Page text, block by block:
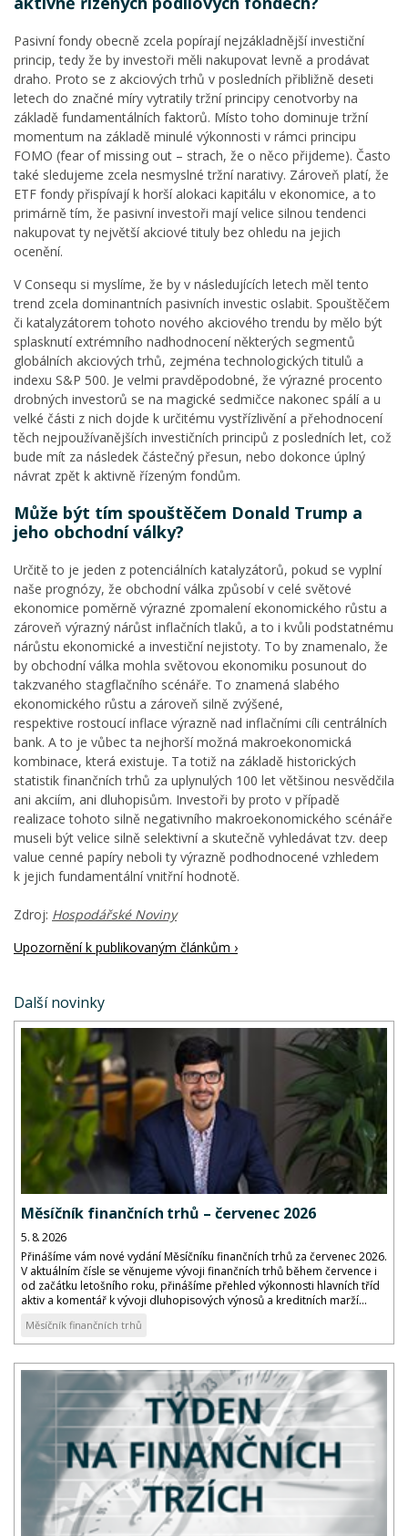
Pasivní fondy obecně zcela popírají nejzákladnější investiční
princip, tedy že by investoři měli nakupovat levně a prodávat
draho. Proto se z akciových trhů v posledních přibližně deseti
letech do značné míry vytratily tržní principy cenotvorby na
základě fundamentálních faktorů. Místo toho dominuje tržní
momentum na základě minulé výkonnosti v rámci principu
FOMO (fear of missing out – strach, že o něco přijdeme). Často
také sledujeme zcela nesmyslné tržní narativy. Zároveň platí, že
ETF fondy přispívají k horší alokaci kapitálu v ekonomice, a to
primárně tím, že pasivní investoři mají velice silnou tendenci
nakupovat ty největší akciové tituly bez ohledu na jejich
ocenění.
V Consequ si myslíme, že by v následujících letech měl tento
trend zcela dominantních pasivních investic oslabit. Spouštěčem
či katalyzátorem tohoto nového akciového trendu by mělo být
splasknutí extrémního nadhodnocení některých segmentů
globálních akciových trhů, zejména technologických titulů a
indexu S&P 500. Je velmi pravděpodobné, že výrazné procento
drobných investorů se na magické sedmičce nakonec spálí a u
velké části z nich dojde k určitému vystřízlivění a přehodnocení
těch nejpoužívanějších investičních principů z posledních let, což
bude mít za následek částečný přesun, nebo dokonce úplný
návrat zpět k aktivně řízeným fondům.
Může být tím spouštěčem Donald Trump a
jeho obchodní války?
Určitě to je jeden z potenciálních katalyzátorů, pokud se vyplní
naše prognózy, že obchodní válka způsobí v celé světové
ekonomice poměrně výrazné zpomalení ekonomického růstu a
zároveň výrazný nárůst inflačních tlaků, a to i kvůli podstatnému
nárůstu ekonomické a investiční nejistoty. To by znamenalo, že
by obchodní válka mohla světovou ekonomiku posunout do
takzvaného stagflačního scénáře. To znamená slabého
ekonomického růstu a zároveň silně zvýšené,
respektive rostoucí inflace výrazně nad inflačními cíli centrálních
bank. A to je vůbec ta nejhorší možná makroekonomická
kombinace, která existuje. Ta totiž na základě historických
statistik finančních trhů za uplynulých 100 let většinou nesvědčila
ani akciím, ani dluhopisům. Investoři by proto v případě
realizace tohoto silně negativního makroekonomického scénáře
museli být velice silně selektivní a skutečně vyhledávat tzv. deep
value cenné papíry neboli ty výrazně podhodnocené vzhledem
k jejich fundamentální vnitřní hodnotě.
Zdroj: Hospodářské Noviny
Upozornění k publikovaným článkům ›
Další novinky
Měsíčník finančních trhů – červenec 2026
5. 8. 2026
Přinášíme vám nové vydání Měsíčníku finančních trhů za červenec 2026.
V aktuálním čísle se věnujeme vývoji finančních trhů během července i
od začátku letošního roku, přinášíme přehled výkonnosti hlavních tříd
aktiv a komentář k vývoji dluhopisových výnosů a kreditních marží...
Měsíčník finančních trhů